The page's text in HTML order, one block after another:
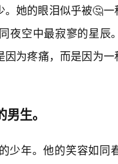
她的眼泪似乎被🤔
夜空中最寂寥的星辰
为疼痛，而是因为
生。
少年。他的笑容如同